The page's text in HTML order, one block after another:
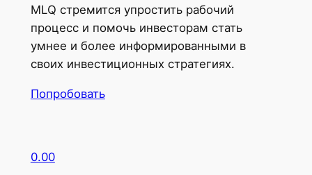
MLQ стремится упростить рабочий
процесс и помочь инвесторам стать
умнее и более информированными в
своих инвестиционных стратегиях.
Попробовать
0.00